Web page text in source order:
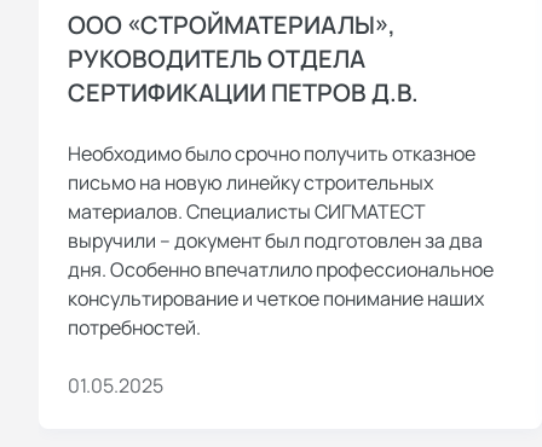
ООО «СТРОЙМАТЕРИАЛЫ»,
РУКОВОДИТЕЛЬ ОТДЕЛА
СЕРТИФИКАЦИИ ПЕТРОВ Д.В.
Необходимо было срочно получить отказное
письмо на новую линейку строительных
материалов. Специалисты СИГМАТЕСТ
выручили – документ был подготовлен за два
дня. Особенно впечатлило профессиональное
консультирование и четкое понимание наших
потребностей.
01.05.2025